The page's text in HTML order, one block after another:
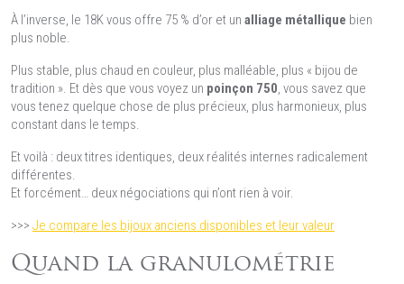
À l’inverse, le 18K vous offre 75 % d’or et un alliage métallique bien
plus noble.
Plus stable, plus chaud en couleur, plus malléable, plus « bijou de
tradition ». Et dès que vous voyez un poinçon 750, vous savez que
vous tenez quelque chose de plus précieux, plus harmonieux, plus
constant dans le temps.
Et voilà : deux titres identiques, deux réalités internes radicalement
différentes.
Et forcément… deux négociations qui n’ont rien à voir.
>>> Je compare les bijoux anciens disponibles et leur valeur
Quand la granulométrie